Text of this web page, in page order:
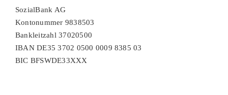
SozialBank AG
Kontonummer 9838503
Bankleitzahl 37020500
IBAN DE35 3702 0500 0009 8385 03
BIC BFSWDE33XXX